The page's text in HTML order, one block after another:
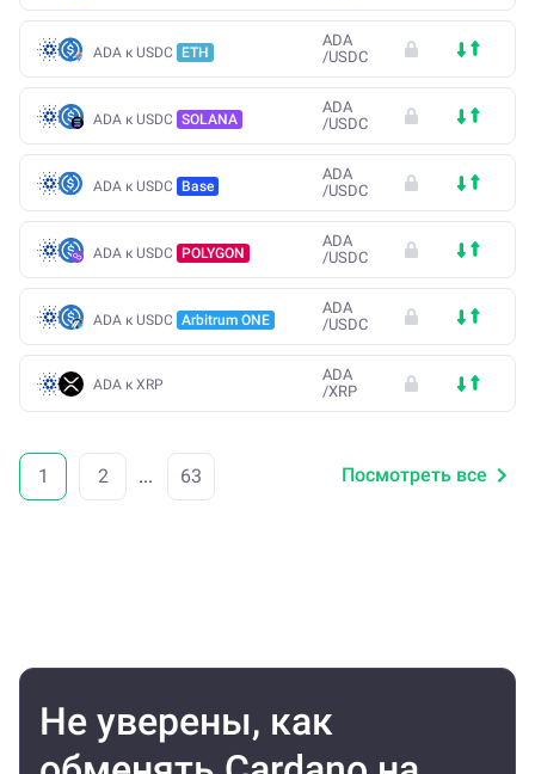
ADA к USDC ETH
ADA
/USDC
ADA к USDC SOLANA
ADA
/USDC
ADA к USDC Base
ADA
/USDC
ADA к USDC POLYGON
ADA
/USDC
ADA к USDC Arbitrum ONE
ADA
/USDC
ADA к XRP
ADA
/XRP
1 2 ... 63 Посмотреть все
Не уверены, как